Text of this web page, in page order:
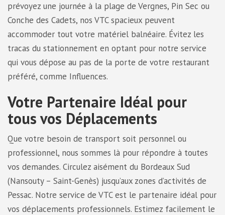
prévoyez une journée à la plage de Vergnes, Pin Sec ou
Conche des Cadets, nos VTC spacieux peuvent
accommoder tout votre matériel balnéaire. Évitez les
tracas du stationnement en optant pour notre service
qui vous dépose au pas de la porte de votre restaurant
préféré, comme Influences.
Votre Partenaire Idéal pour
tous vos Déplacements
Que votre besoin de transport soit personnel ou
professionnel, nous sommes là pour répondre à toutes
vos demandes. Circulez aisément du Bordeaux Sud
(Nansouty – Saint-Genès) jusqu’aux zones d’activités de
Pessac. Notre service de VTC est le partenaire idéal pour
vos déplacements professionnels. Estimez facilement le